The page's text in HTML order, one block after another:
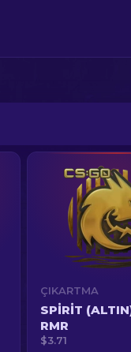
ÇIKARTMA
SPIRIT
RMR
$3.71